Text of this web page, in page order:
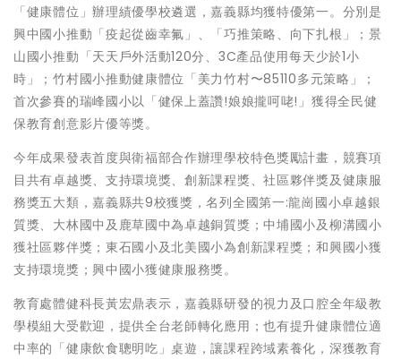
「健康體位」辦理績優學校遴選，嘉義縣均獲特優第一。分別是
興中國小推動「疫起從齒幸氟」、「巧推策略、向下扎根」；景
山國小推動「天天戶外活動120分、3C產品使用每天少於1小
時」；竹村國小推動健康體位「美力竹村〜85110多元策略」；
首次參賽的瑞峰國小以「健保上蓋讚!娘娘攏呵咾!」獲得全民健
保教育創意影片優等獎。
今年成果發表首度與衛福部合作辦理學校特色獎勵計畫，競賽項
目共有卓越獎、支持環境獎、創新課程獎、社區夥伴獎及健康服
務獎五大類，嘉義縣共9校獲獎，名列全國第一:龍崗國小卓越銀
質獎、大林國中及鹿草國中為卓越銅質獎；中埔國小及柳溝國小
獲社區夥伴獎；東石國小及北美國小為創新課程獎；和興國小獲
支持環境獎；興中國小獲健康服務獎。
教育處體健科長黃宏鼎表示，嘉義縣研發的視力及口腔全年級教
學模組大受歡迎，提供全台老師轉化應用；也有提升健康體位適
中率的「健康飲食聰明吃」桌遊，讓課程跨域素養化，深獲教育